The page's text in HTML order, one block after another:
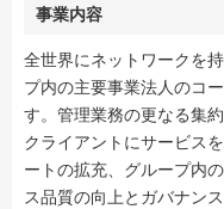
事業内容
全世界にネットワークを
プ内の主要事業法人のコ
す。管理業務の更なる集
クライアントにサービス
ートの拡充、グループ内
ス品質の向上とガバナン